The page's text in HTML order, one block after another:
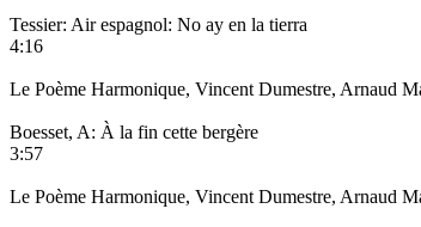
Tessier: Air espagnol: No ay en la tierra
4:16
Le Poème Harmonique, Vincent Dumestre, Arnaud
Boesset, A: À la fin cette bergère
3:57
Le Poème Harmonique, Vincent Dumestre, Arnaud